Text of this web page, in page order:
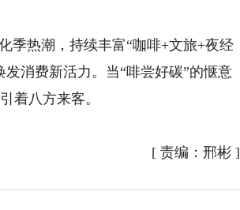
热潮，持续丰富“咖啡+文旅+夜经
消费新活力。当“啡尝好碳”的惬意
着八方来客。
[ 责编：邢彬 ]